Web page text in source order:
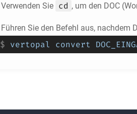
Verwenden Sie cd , um den DOC
Führen Sie den Befehl aus, nachdem
$ vertopal convert